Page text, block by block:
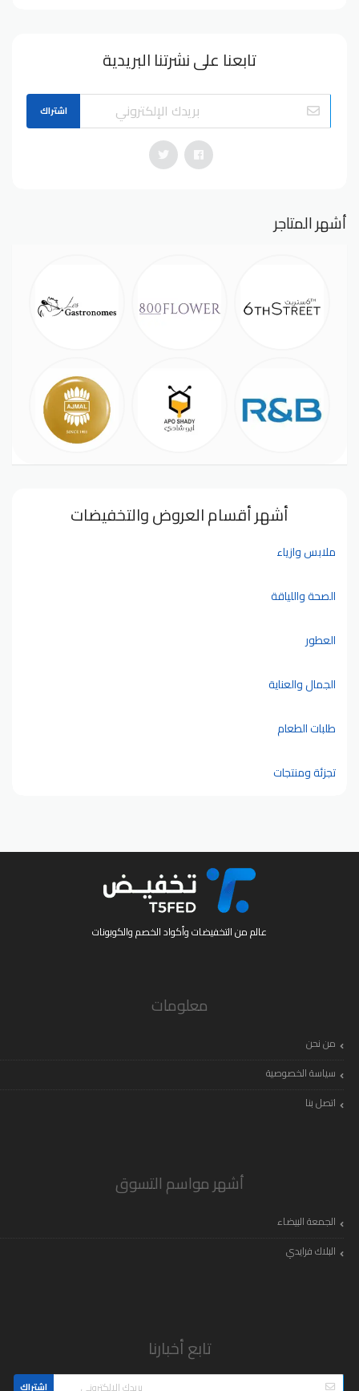
تابعنا على نشرتنا البريدية
اشتراك
أشهر المتاجر
أشهر أقسام العروض والتخفيضات
ملابس وازياء
الصحة واللياقة
العطور
الجمال والعناية
طلبات الطعام
تجزئة ومنتجات
عالم من التخفيضات وأكواد الخصم والكوبونات
معلومات
من نحن
سياسة الخصوصية
اتصل بنا
أشهر مواسم التسوق
الجمعة البيضاء
البلاك فرايدي
تابع أخبارنا
اشتراك